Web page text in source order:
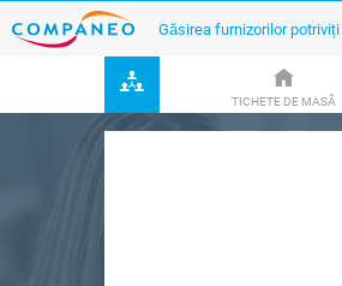
Găsirea furnizorilor potriviți
TICHETE DE MASĂ